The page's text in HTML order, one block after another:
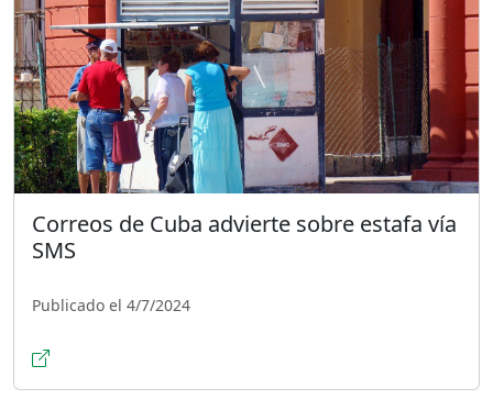
Correos de Cuba advierte sobre estafa vía
SMS
Publicado el 4/7/2024